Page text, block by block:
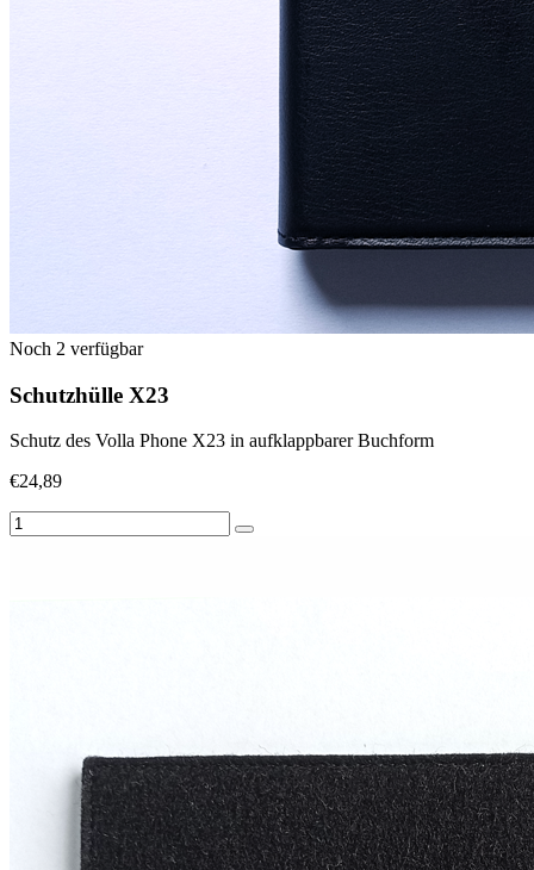
Noch 2 verfügbar
Schutzhülle X23
Schutz des Volla Phone X23 in aufklappbarer Buchform
€24,89